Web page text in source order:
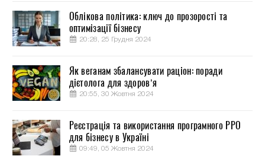
Облікова політика: ключ до прозорості та
оптимізації бізнесу
20:28, 25 Грудня 2024
Як веганам збалансувати раціон: поради
дієтолога для здоров’я
20:55, 30 Жовтня 2024
Реєстрація та використання програмного РРО
для бізнесу в Україні
09:49, 05 Жовтня 2024